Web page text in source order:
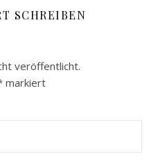
SCHREIBEN
veröffentlicht.
markiert